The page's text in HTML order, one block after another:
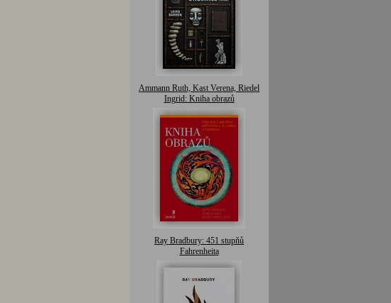
Ammann Ruth, Kast Verena, Riedel
Ingrid: Kniha obrazů
Ray Bradbury: 451 stupňů
Fahrenheita